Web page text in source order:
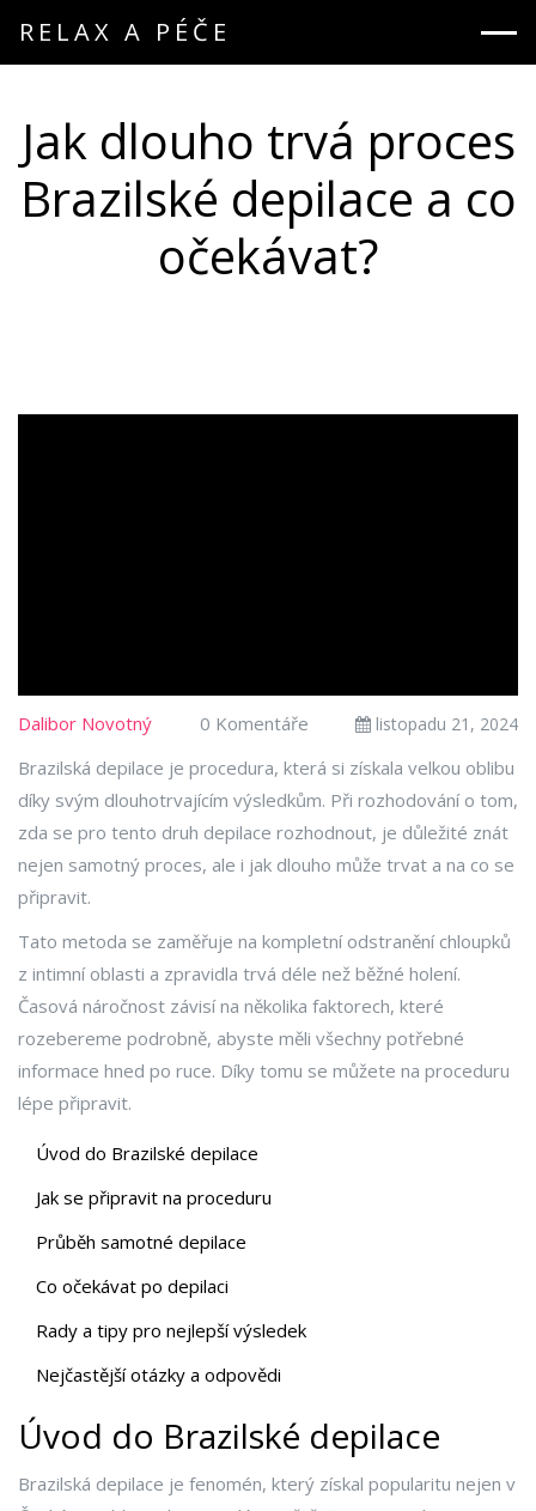
RELAX A PÉČE
Jak dlouho trvá proces
Brazilské depilace a co
očekávat?
Dalibor Novotný 0 Komentáře listopadu 21, 2024
Brazilská depilace je procedura, která si získala velkou oblibu
díky svým dlouhotrvajícím výsledkům. Při rozhodování o tom,
zda se pro tento druh depilace rozhodnout, je důležité znát
nejen samotný proces, ale i jak dlouho může trvat a na co se
připravit.
Tato metoda se zaměřuje na kompletní odstranění chloupků
z intimní oblasti a zpravidla trvá déle než běžné holení.
Časová náročnost závisí na několika faktorech, které
rozebereme podrobně, abyste měli všechny potřebné
informace hned po ruce. Díky tomu se můžete na proceduru
lépe připravit.
Úvod do Brazilské depilace
Jak se připravit na proceduru
Průběh samotné depilace
Co očekávat po depilaci
Rady a tipy pro nejlepší výsledek
Nejčastější otázky a odpovědi
Úvod do Brazilské depilace
Brazilská depilace je fenomén, který získal popularitu nejen v